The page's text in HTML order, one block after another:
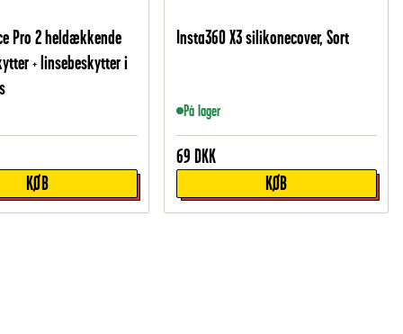
Pro 2 heldækkende
+ linsebeskytter i
KØB
Insta360 X3 silikonecover, Sort
På lager
69 DKK
KØB